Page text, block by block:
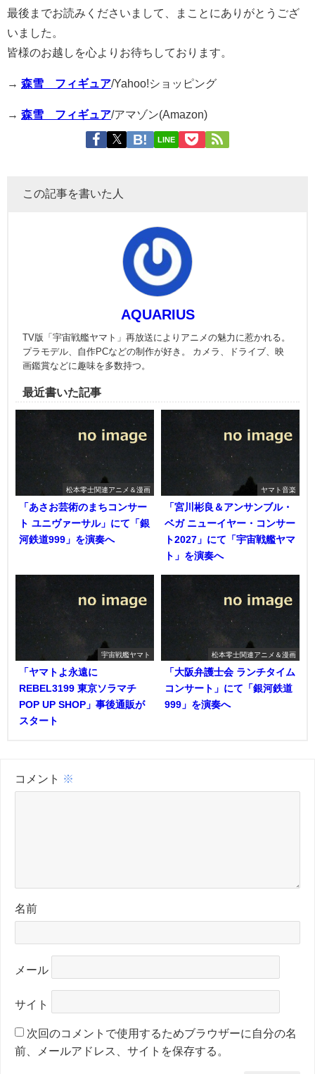
最後までお読みくださいまして、まことにありがとうござ
いました。
皆様のお越しを心よりお待ちしております。
→ 森雪 フィギュア/Yahoo!ショッピング
→ 森雪 フィギュア/アマゾン(Amazon)
LINE
この記事を書いた人
AQUARIUS
TV版「宇宙戦艦ヤマト」再放送によりアニメの魅力に惹かれる。
プラモデル、自作PCなどの制作が好き。 カメラ、ドライブ、映
画鑑賞などに趣味を多数持つ。
最近書いた記事
松本零士関連アニメ＆漫画
「あさお芸術のまちコンサー
ト ユニヴァーサル」にて「銀
河鉄道999」を演奏へ
ヤマト音楽
「宮川彬良＆アンサンブル・
ベガ ニューイヤー・コンサー
ト2027」にて「宇宙戦艦ヤマ
ト」を演奏へ
宇宙戦艦ヤマト
「ヤマトよ永遠に
REBEL3199 東京ソラマチ
POP UP SHOP」事後通販が
スタート
松本零士関連アニメ＆漫画
「大阪弁護士会 ランチタイム
コンサート」にて「銀河鉄道
999」を演奏へ
コメント ※
名前
メール
サイト
次回のコメントで使用するためブラウザーに自分の名
前、メールアドレス、サイトを保存する。